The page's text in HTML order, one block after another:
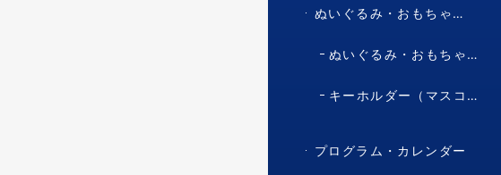
ぬいぐるみ・おもちゃ・マスコット・キャラクター
ぬいぐるみ・おもちゃ（マスコット・キャラクター）
キーホルダー（マスコット・キャラクター）
プログラム・カレンダー